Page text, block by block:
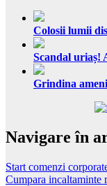
Colosii lumii
Scandal uriaș!
Grindina
Navigare în
Start comenzi
Cumpara incaltaminte